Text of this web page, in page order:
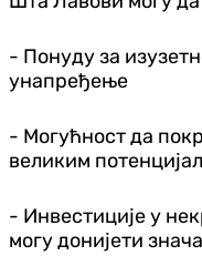
- Понуду за
унапређење
- Могућност да
великим
- Инвестиције у
могу донијети